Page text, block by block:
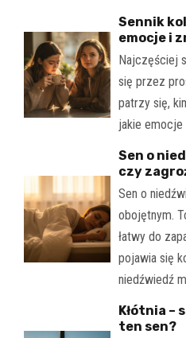
Sennik
emocje i
Najczęściej
się przez
patrzy się,
jakie emocje
Sen o
czy
Sen o
obojętnym.
łatwy do
pojawia się
niedźwiedź
Kłótnia –
ten sen?